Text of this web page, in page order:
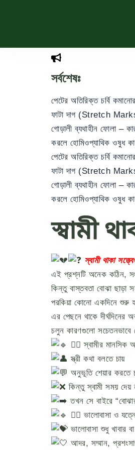
সর্বশেষঃ
পেটের অতিরিক্ত চর্বি
ফাটা দাগ (Stretch
গোড়ালী ব্যথাহীন ফোলা –
করলে হোমিওপ্যাথিক ওষুধ
পেটের অতিরিক্ত চর্বি
ফাটা দাগ (Stretch
গোড়ালী ব্যথাহীন ফোলা –
করলে হোমিওপ্যাথিক ওষুধ
স্বামী
স্বামী থাকা
এই প্রশ্নটি অনেক কঠিন,
কিন্তু বাস্তবতা বোঝা ছাড়া
পরকিয়া কোনো একদিনে শুরু
এর পেছনে থাকে দীর্ঘদিনের
চলুন কারণগুলো সচেতনভাবে
১️⃣ স্বামীর মানসিক
স্ত্রী কথা বলতে চায়
অনুভূতি শেয়ার করতে
কিন্তু স্বামী সময় দেয়
তখন সে বাইরে
২️⃣ ভালোবাসা ও
ভালোবাসা শুধু খাবার
আদর, সম্মান,